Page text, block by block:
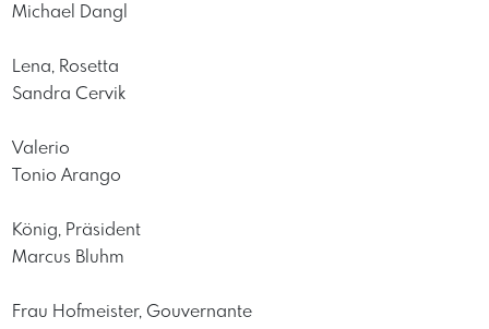
Michael Dangl
Lena, Rosetta
Sandra Cervik
Valerio
Tonio Arango
König, Präsident
Marcus Bluhm
Frau Hofmeister, Gouvernante